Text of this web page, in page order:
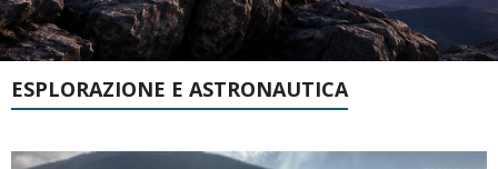
ESPLORAZIONE E ASTRONAUTICA